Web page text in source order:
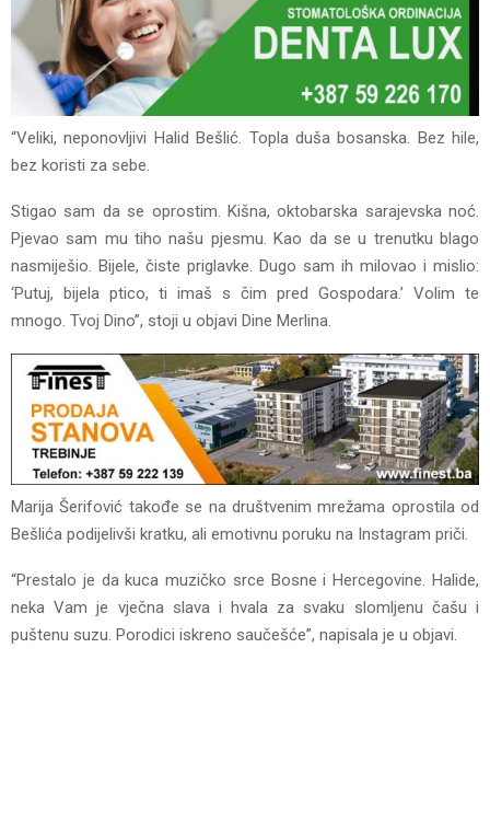
“Veliki, neponovljivi Halid Bešlić. Topla duša bosanska. Bez hile,
bez koristi za sebe.
Stigao sam da se oprostim. Kišna, oktobarska sarajevska noć.
Pjevao sam mu tiho našu pjesmu. Kao da se u trenutku blago
nasmiješio. Bijele, čiste priglavke. Dugo sam ih milovao i mislio:
‘Putuj, bijela ptico, ti imaš s čim pred Gospodara.’ Volim te
mnogo. Tvoj Dino”, stoji u objavi Dine Merlina.
Marija Šerifović takođe se na društvenim mrežama oprostila od
Bešlića podijelivši kratku, ali emotivnu poruku na Instagram priči.
“Prestalo je da kuca muzičko srce Bosne i Hercegovine. Halide,
neka Vam je vječna slava i hvala za svaku slomljenu čašu i
puštenu suzu. Porodici iskreno saučešće”, napisala je u objavi.